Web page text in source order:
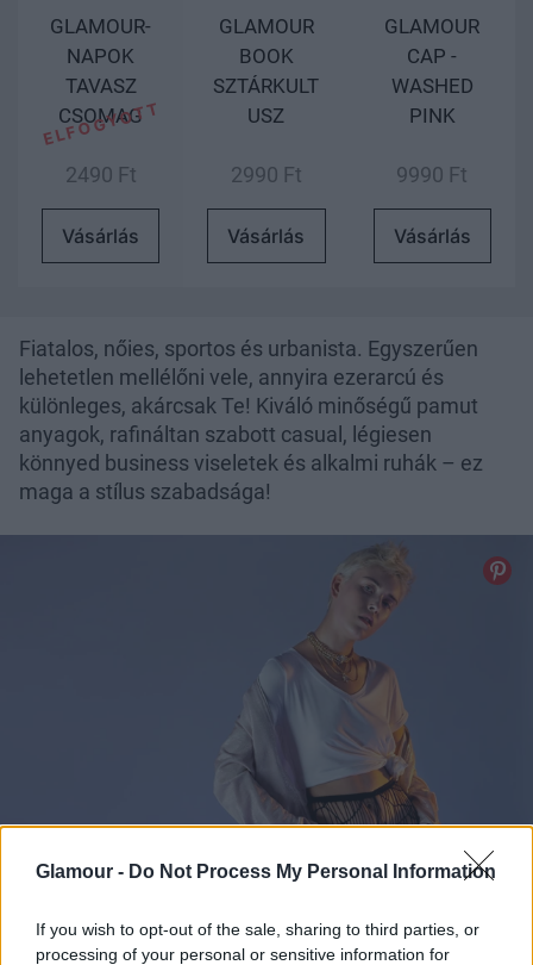
Glamour - Do Not Process My Personal Information
If you wish to opt-out of the sale, sharing to third parties, or
processing of your personal or sensitive information for
GLAMOUR-
NAPOK
TAVASZ
CSOMAG
2490 Ft
Vásárlás
GLAMOUR
BOOK
SZTÁRKULT
USZ
2990 Ft
Vásárlás
GLAMOUR
CAP -
WASHED
PINK
9990 Ft
Vásárlás
Fiatalos, nőies, sportos és urbanista. Egyszerűen
lehetetlen mellélőni vele, annyira ezerarcú és
különleges, akárcsak Te! Kiváló minőségű pamut
anyagok, rafináltan szabott casual, légiesen
könnyed business viseletek és alkalmi ruhák – ez
maga a stílus szabadsága!